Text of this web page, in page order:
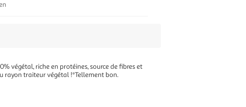
végétal, riche en protéines, source de fibres et
rayon traiteur végétal !*Tellement bon.